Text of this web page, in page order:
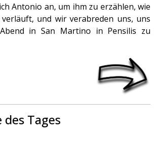
Antonio an, um ihm zu erzählen, wie
und wir verabreden uns, uns
in San Martino in Pensilis zu
des Tages